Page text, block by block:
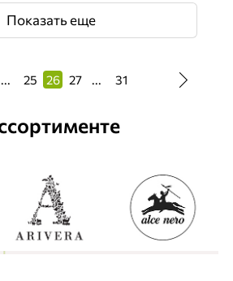
Показать еще
... 25 26 27 ... 31